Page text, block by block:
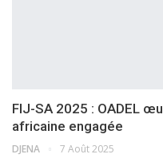
FIJ-SA 2025 : OADEL
africaine engagée
DJENA 7 Août 2025